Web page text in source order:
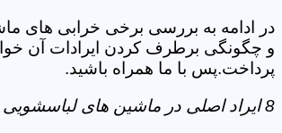
در ادامه به بررسی برخی خرابی های
و چگونگی برطرف کردن ایرادات آن
پرداخت.پس با ما همراه باشید.
8 ایراد اصلی در ماشین های لباسشویی